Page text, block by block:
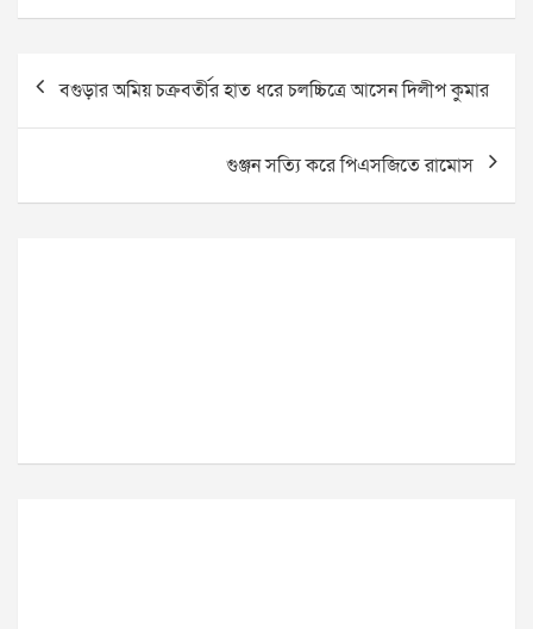
Post
navigation
বগুড়ার অমিয় চক্রবর্তীর হাত ধরে চলচ্চিত্রে আসেন দিলীপ কুমার
গুঞ্জন সত্যি করে পিএসজিতে রামোস